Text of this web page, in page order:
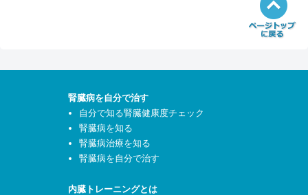
腎臓病を自分で治す
自分で知る腎臓健康度チェック
腎臓病を知る
腎臓病治療を知る
腎臓病を自分で治す
内臓トレーニングとは